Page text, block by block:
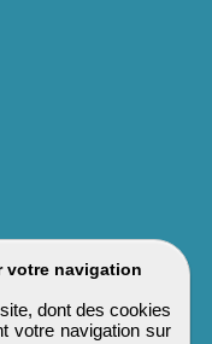
votre navigation
dont des cookies
votre navigation sur